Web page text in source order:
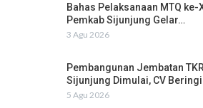
Bahas Pelaksanaan MTQ ke-
Pemkab Sijunjung Gelar…
3 Agu 2026
Pembangunan Jembatan
Sijunjung Dimulai, CV
5 Agu 2026